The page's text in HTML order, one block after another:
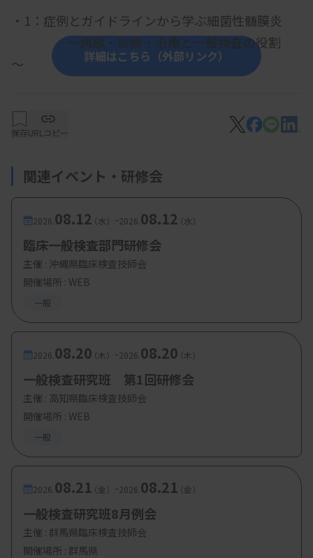
・1：症例とガイドラインから学ぶ細菌性髄膜炎
～病態・診断・治療と一般検査の役割
～
病院臨床検査科）
～尿検査の役割～
松岡祐汰先生（ 神戸大学医学部附属病院検
査部）
【参加費・定員など】
・参加費：（現地参加・オンライン参加
日臨技・兵臨技会員・賛助会員 500
日臨技・兵臨技非会員 2000円
詳細はこちら（外部リンク）
保存URLコピー
関連イベント・研修会
2026. 08.12（水） -2026. 08.12（水）
臨床一般検査部門研修会
主催 : 沖縄県臨床検査技師会
開催場所 : WEB
一般
2026. 08.20（木） -2026. 08.20（木）
一般検査研究班 第1回研修会
主催 : 高知県臨床検査技師会
開催場所 : WEB
一般
2026. 08.21（金） -2026. 08.21（金）
一般検査研究班8月例会
主催 : 群馬県臨床検査技師会
開催場所 : 群馬県